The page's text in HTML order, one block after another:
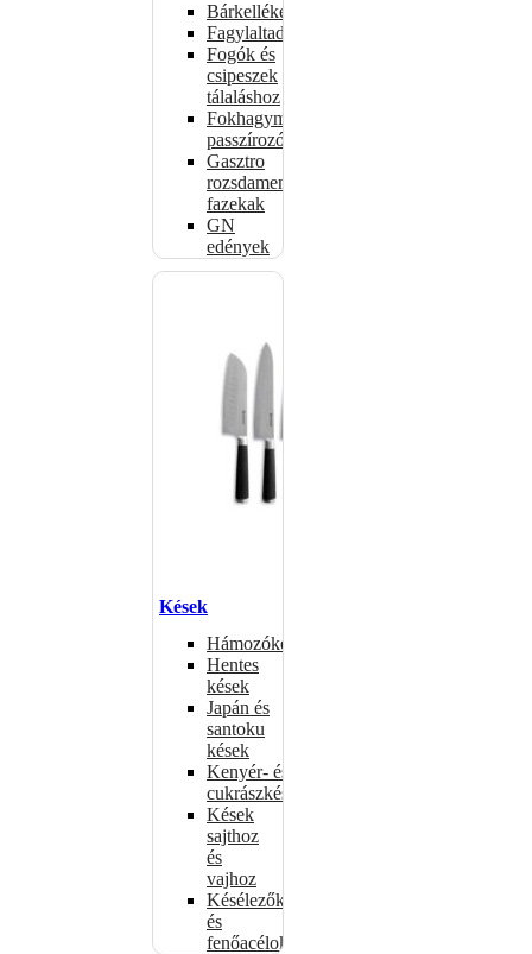
Bárkellékek
Fagylaltadagolók
Fogók és
csipeszek
tálaláshoz
Fokhagymaprések,
passzírozók
Gasztro
rozsdamentes
fazekak
GN
edények
Kések
Hámozókések
Hentes
kések
Japán és
santoku
kések
Kenyér- és
cukrászkések
Kések
sajthoz
és
vajhoz
Késélezők
és
fenőacélok